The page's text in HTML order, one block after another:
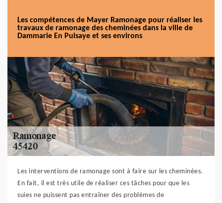
Les compétences de Mayer Ramonage pour réaliser les
travaux de ramonage des cheminées dans la ville de
Dammarie En Puisaye et ses environs
Les interventions de ramonage sont à faire sur les cheminées.
En fait, il est très utile de réaliser ces tâches pour que les
suies ne puissent pas entraîner des problèmes de